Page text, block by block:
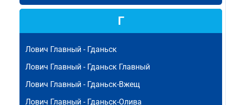
Г
Лович Главный - Гданьск
Лович Главный - Гданьск Главный
Лович Главный - Гданьск-Вжещ
Лович Главный - Гданьск-Олива